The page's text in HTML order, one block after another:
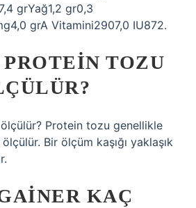
grYağ1,2 gr0,3
grA Vitamini2907,0 IU872.
TOZU
Protein tozu genellikle
Bir ölçüm kaşığı yaklaşık
KAÇ